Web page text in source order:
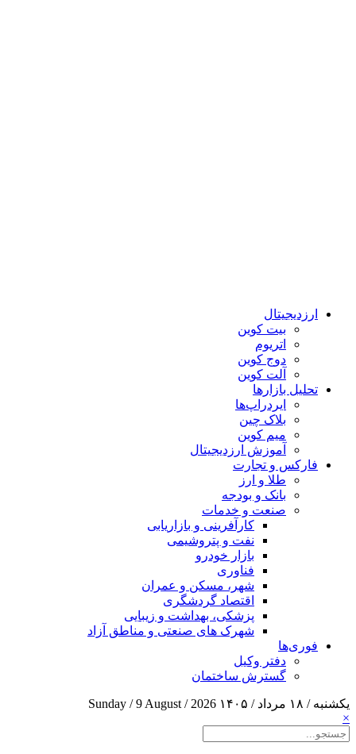
ارزدیجیتال
بیت کوین
اتریوم
دوج کوین
آلت کوین
تحلیل بازارها
ایردراپ‌ها
بلاک چین
میم کوین‌
آموزش ارزدیجیتال
فارکس و تجارت
طلا و ارز
بانک و بودجه
صنعت و خدمات
کارآفرینی و بازاریابی
نفت و پتروشیمی
بازار خودرو
فناوری
شهر، مسکن و عمران
اقتصاد گردشگری
پزشکی، بهداشت و زیبایی
شهرک های صنعتی و مناطق آزاد
فوری‌ها
دفتر وکیل
گسترش ساختمان
یکشنبه / ۱۸ مرداد / ۱۴۰۵
Sunday / 9 August / 2026
×